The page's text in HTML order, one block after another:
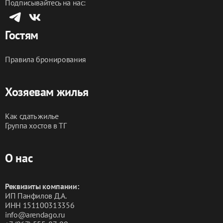
Подписывайтесь на нас:
Гостям
Правила бронирования
Хозяевам жилья
Как сдать жилье
Группа хостов в ТГ
О нас
Реквизиты компании:
ИП Панфилов Д.А.
ИНН 151100313356
info@arendago.ru